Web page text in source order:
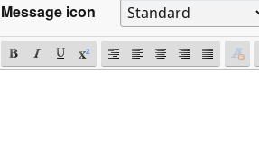
Message icon